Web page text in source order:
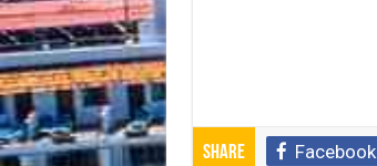
Share Facebook